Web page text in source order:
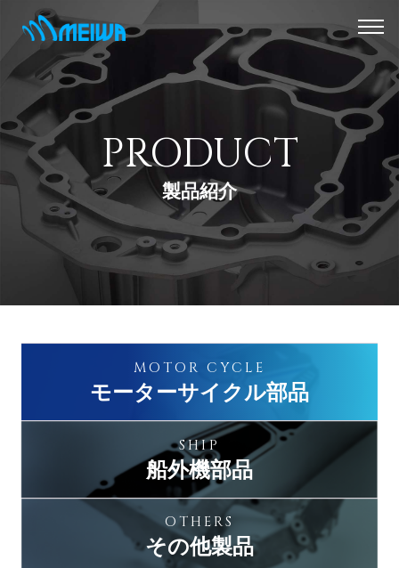
PRODUCT
製品紹介
MOTOR CYCLE
モーターサイクル部品
SHIP
船外機部品
OTHERS
その他製品